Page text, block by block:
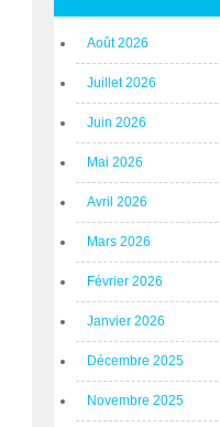
Août 2026
Juillet 2026
Juin 2026
Mai 2026
Avril 2026
Mars 2026
Février 2026
Janvier 2026
Décembre 2025
Novembre 2025